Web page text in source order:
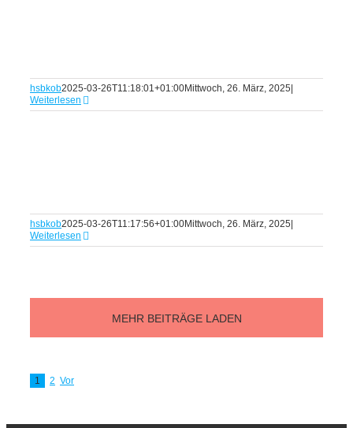
hsbkob2025-03-26T11:18:01+01:00Mittwoch, 26. März, 2025
Weiterlesen
hsbkob2025-03-26T11:17:56+01:00Mittwoch, 26. März, 2025
Weiterlesen
MEHR BEITRÄGE LADEN
1 2 Vor